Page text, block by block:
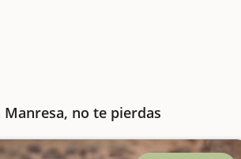
Manresa, no te pierdas